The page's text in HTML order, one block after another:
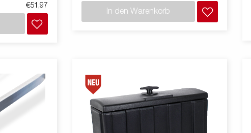
€51,97
In den Warenkorb